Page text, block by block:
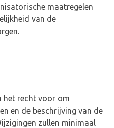
maatregelen
van de
het recht voor om
en de beschrijving van de
zullen minimaal